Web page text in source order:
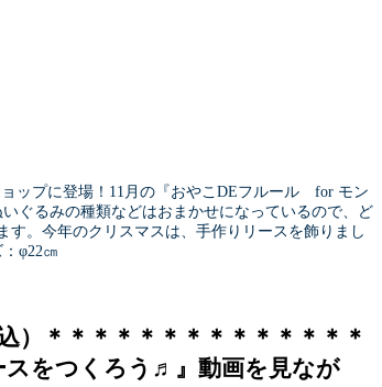
ップに登場！11月の『おやこDEフルール for モン
ぐるみの種類などはおまかせになっているので、ど
。今年のクリスマスは、手作りリースを飾りまし
φ22㎝
＊＊＊＊＊＊＊＊＊＊＊＊＊＊
をつくろう♬』動画を見なが